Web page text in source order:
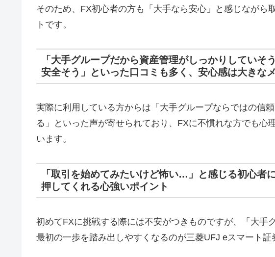
そのため、FX初心者の方も「大手なら安心」と感じながら
トです。
「大手グループだから資産管理がしっかりしていそ
安全そう」といった口コミも多く、安心感は大きな
実際に利用している方からは「大手グループならではの信
る」といった声が寄せられており、FXに不慣れな方でも心
います。
「取引を始めてみたいけど怖い…」と感じる初心者
押してくれる心強いポイント
初めてFXに挑戦する際には不安がつきものですが、「大手
最初の一歩を踏み出しやすくなるのが三菱UFJ eスマート証